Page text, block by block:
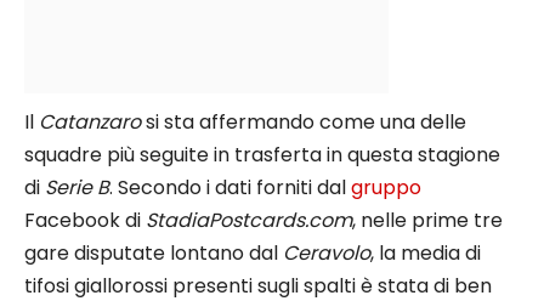
Il Catanzarosi sta affermando come una delle
squadre più seguite in trasferta in questa stagione
di Serie B. Secondo i dati forniti dalgruppo
Facebook di StadiaPostcards.com, nelle prime tre
gare disputate lontano dal Ceravolo, la media di
tifosi giallorossi presenti sugli spalti è stata di ben